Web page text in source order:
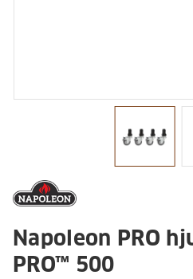
Napoleon PRO
PRO™ 500